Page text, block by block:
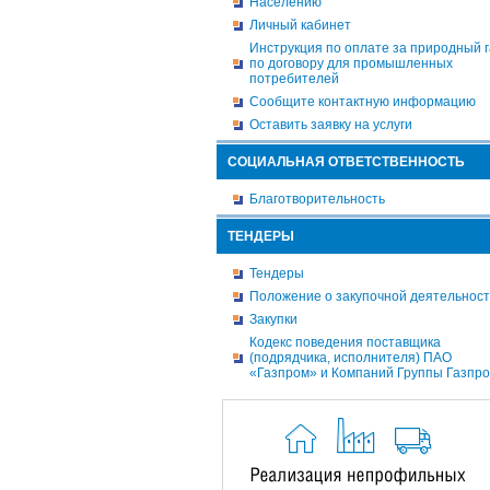
Личный кабинет
Инструкция по оплате за природный
по договору для промышленных
потребителей
Сообщите контактную информацию
Оставить заявку на услуги
СОЦИАЛЬНАЯ ОТВЕТСТВЕННОСТЬ
Благотворительность
ТЕНДЕРЫ
Тендеры
Положение о закупочной
Закупки
Кодекс поведения поставщика
(подрядчика, исполнителя) ПАО
«Газпром» и Компаний Группы